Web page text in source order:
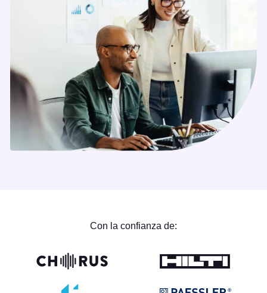
Con la confianza de: